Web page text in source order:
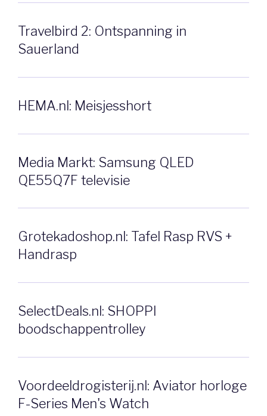
Travelbird 2: Ontspanning in
Sauerland
HEMA.nl: Meisjesshort
Media Markt: Samsung QLED
QE55Q7F televisie
Grotekadoshop.nl: Tafel Rasp RVS +
Handrasp
SelectDeals.nl: SHOPPI
boodschappentrolley
Voordeeldrogisterij.nl: Aviator horloge
F-Series Men's Watch